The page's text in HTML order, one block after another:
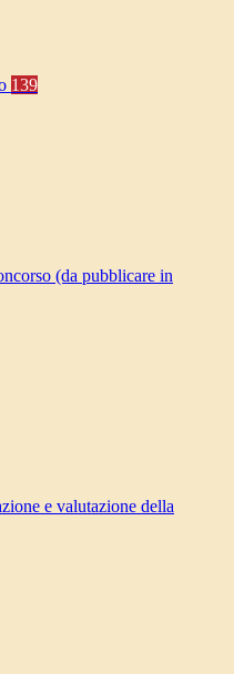
139
(da pubblicare in
e valutazione della